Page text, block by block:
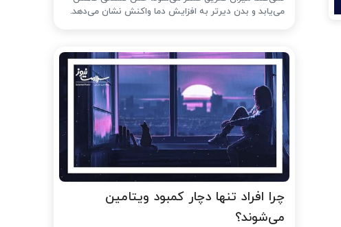
می‌یابد و بدن دیرتر به افزایش دما واکنش نشان می‌دهد.
چرا افراد تنها دچار کمبود ویتامین
می‌شوند؟